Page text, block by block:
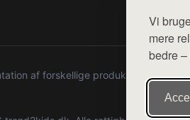
Vi
mere
bedre
af forskellige produkter fra